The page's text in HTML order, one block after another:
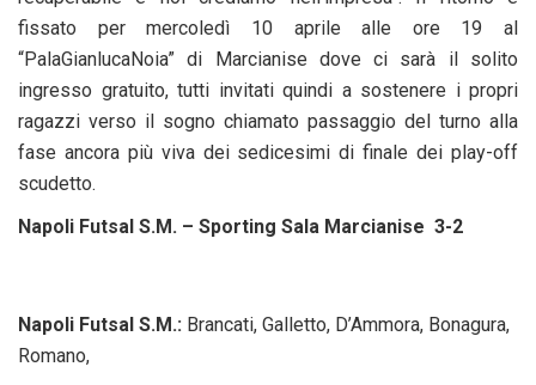
fissato per mercoledì 10 aprile alle ore 19 al
“PalaGianlucaNoia” di Marcianise dove ci sarà il solito
ingresso gratuito, tutti invitati quindi a sostenere i propri
ragazzi verso il sogno chiamato passaggio del turno alla
fase ancora più viva dei sedicesimi di finale dei play-off
scudetto.
Napoli Futsal S.M. – Sporting Sala Marcianise 3-2
Napoli Futsal S.M.: Brancati, Galletto, D’Ammora, Bonagura,
Romano,